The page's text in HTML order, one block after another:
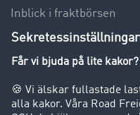
Inblick i fraktbörsen
Körförbud för lastbilar
Företag